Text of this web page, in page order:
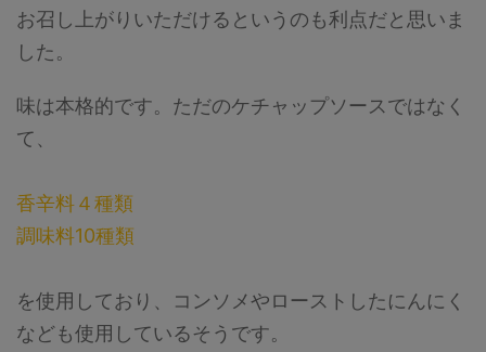
お召し上がりいただけるというのも利点だと思いま
した。
味は本格的です。ただのケチャップソースではなく
て、
香辛料４種類
調味料10種類
を使用しており、コンソメやローストしたにんにく
なども使用しているそうです。